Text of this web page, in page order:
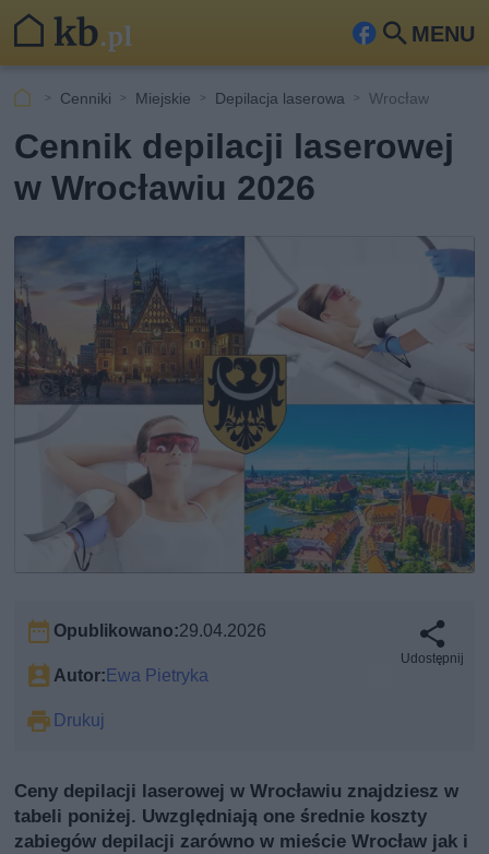
MENU
Fa
ook
Szu
kaj
Cenniki Miejskie Depilacja laserowa Wrocław
Cennik depilacji laserowej
w Wrocławiu 2026
Opublikowano:29.04.2026
Autor: Ewa Pietryka
Drukuj
Udostępnij
Ceny depilacji laserowej w Wrocławiu znajdziesz w
tabeli poniżej. Uwzględniają one średnie koszty
zabiegów depilacji zarówno w mieście Wrocław jak i